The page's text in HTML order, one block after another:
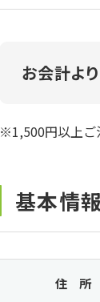
お会計よ
※1,500円以上ご
基本情報
住 所